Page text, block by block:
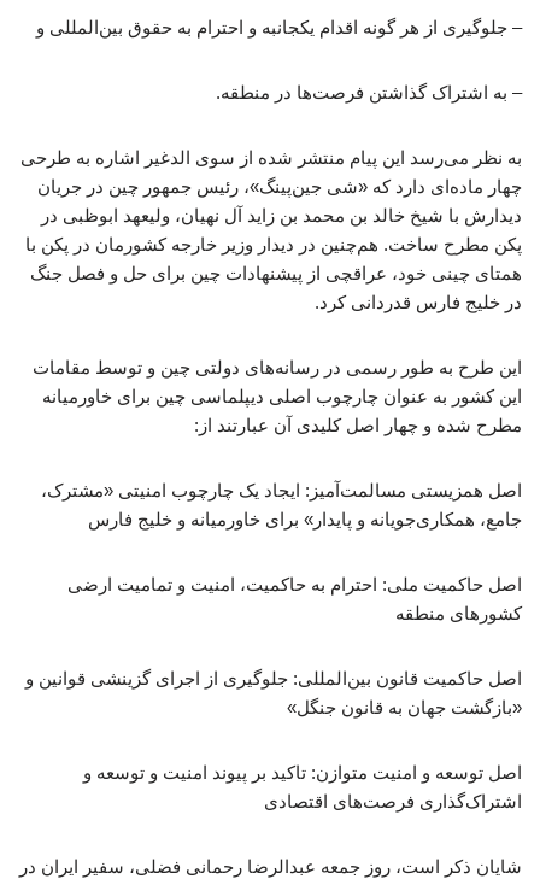
– جلوگیری از هر گونه اقدام یکجانبه و احترام به حقوق بین‌المللی و
– به اشتراک گذاشتن فرصت‌ها در منطقه.
به نظر می‌رسد این پیام منتشر شده از سوی الدغیر اشاره به طرحی
چهار ماده‌ای دارد که «شی جین‌پینگ»، رئیس جمهور چین در جریان
دیدارش با شیخ خالد بن محمد بن زاید آل نهیان، ولیعهد ابوظبی در
پکن مطرح ساخت. هم‌چنین در دیدار وزیر خارجه کشورمان در پکن با
همتای چینی خود، عراقچی از پیشنهادات چین برای حل و فصل جنگ
در خلیج فارس قدردانی کرد.
این طرح به طور رسمی در رسانه‌های دولتی چین و توسط مقامات
این کشور به عنوان چارچوب اصلی دیپلماسی چین برای خاورمیانه
مطرح شده و چهار اصل کلیدی آن عبارتند از:
اصل همزیستی مسالمت‌آمیز: ایجاد یک چارچوب امنیتی «مشترک،
جامع، همکاری‌جویانه و پایدار» برای خاورمیانه و خلیج فارس
اصل حاکمیت ملی: احترام به حاکمیت، امنیت و تمامیت ارضی
کشورهای منطقه
اصل حاکمیت قانون بین‌المللی: جلوگیری از اجرای گزینشی قوانین و
«بازگشت جهان به قانون جنگل»
اصل توسعه و امنیت متوازن: تاکید بر پیوند امنیت و توسعه و
اشتراک‌گذاری فرصت‌های اقتصادی
شایان ذکر است، روز جمعه عبدالرضا رحمانی فضلی، سفیر ایران در